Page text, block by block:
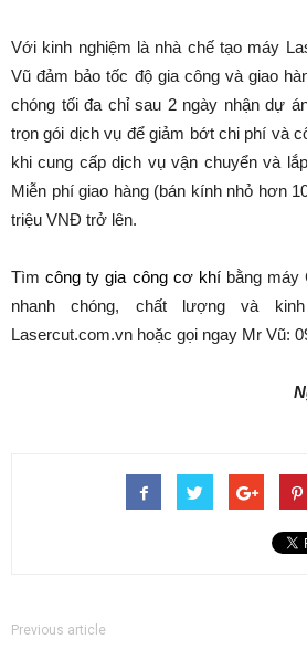
Với kinh nghiệm là nhà chế tạo máy
Vũ đảm bảo tốc độ gia công và giao
chóng tối đa chỉ sau 2 ngày nhận dự
trọn gói dịch vụ để giảm bớt chi phí và
khi cung cấp dịch vụ vận chuyển và
Miễn phí giao hàng (bán kính nhỏ hơn
triệu VNĐ trở lên.
Tìmcông ty gia công cơ khíbằng máy
nhanh chóng, chất lượng và
Lasercut.com.vn hoặc gọi ngay Mr Vũ:
Previous article